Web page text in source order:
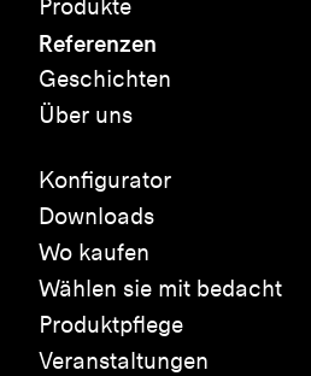
Produkte
Referenzen
Geschichten
Über uns
Konfigurator
Downloads
Wo kaufen
Wählen sie mit bedacht
Produktpflege
Veranstaltungen